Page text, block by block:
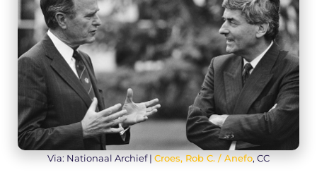
Via: Nationaal Archief | Croes, Rob C. / Anefo, CC